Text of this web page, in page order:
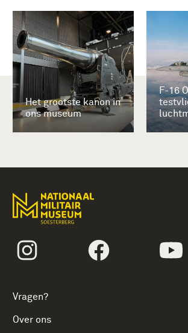
Het grootste kanon in
ons museum
F-16
volgtekstInstagram
Vragen?
Over ons